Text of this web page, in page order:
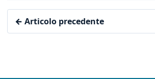
← Articolo precedente